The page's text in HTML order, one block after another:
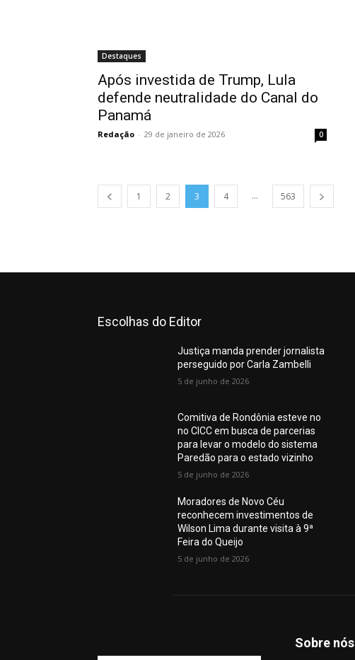
Destaques
Após investida de Trump, Lula
defende neutralidade do Canal do
Panamá
Redação - 29 de janeiro de 2026 0
1 2 3 4 ... 563
Escolhas do Editor
Justiça manda prender jornalista
perseguido por Carla Zambelli
5 de junho de 2026
Comitiva de Rondônia esteve no
no CICC em busca de parcerias
para levar o modelo do sistema
Paredão para o estado vizinho
5 de junho de 2026
Moradores de Novo Céu
reconhecem investimentos de
Wilson Lima durante visita à 9ª
Feira do Queijo
5 de junho de 2026
Sobre nós